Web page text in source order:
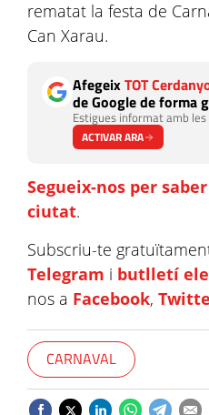
rematat la festa de
Can Xarau.
AfegeixTOT
de Google de forma
Estigues informat amb
ACTIVAR ARA
Segueix-nos per
ciutat.
Subscriu-te
Telegram i butlletí
nos a Facebook,
CARNAVAL